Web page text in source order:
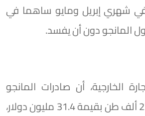
شهري إبريل ومايو ساهما في
المانجو دون أن يفسد.
الخارجية، أن صادرات المانجو
الطازجة سجلت 23.3 ألف طن بقيمة 31.4 مليون دولار،